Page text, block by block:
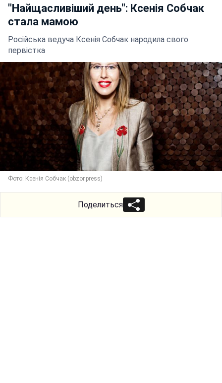
"Найщасливіший день": Ксенія Собчак
стала мамою
Російська ведуча Ксенія Собчак народила свого
первістка
Фото: Ксенія Собчак (obzor.press)
Поделиться